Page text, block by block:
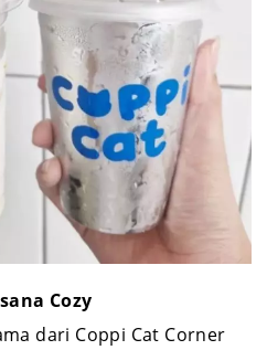
Cozy
dari Coppi Cat Corner